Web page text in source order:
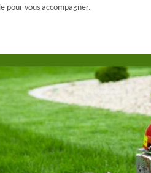
pour vous accompagner.